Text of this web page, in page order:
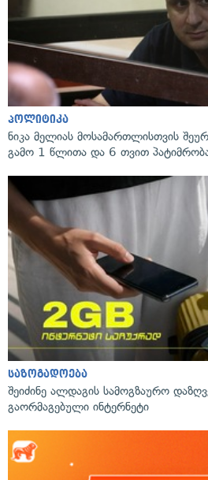
პოლიტიკა
ნიკა მელიას მოსამართლისთვის
გამო 1 წლითა და 6 თვით პატიმრობა
საზოგადოება
შეიძინე ალდაგის სამოგზაურო
გაორმაგებული ინტერნეტი